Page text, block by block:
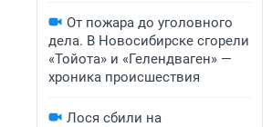
От пожара до уголовного
дела. В Новосибирске сгорели
«Тойота» и «Гелендваген» —
хроника происшествия
Лося сбили на